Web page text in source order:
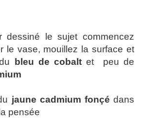
dessiné le sujet commencez
le vase, mouillez la surface et
bleu de cobalt et peu de
jaune cadmium fonçé dans
pensée